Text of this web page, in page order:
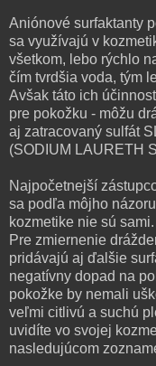
Aniónové surfaktanty
sa využívajú v
všetkom, lebo rýchlo
čím tvrdšia voda, tým
Avšak táto ich
pre pokožku - môžu
aj zatracovaný sulfát
(SODIUM LAURETH
Najpočetnejší
sa podľa môjho
kozmetike nie sú
Pre zmiernenie
pridávajú aj ďalšie
negatívny dopad na
pokožke by nemali
veľmi citlivú a suchú
uvidíte vo svojej
nasledujúcom